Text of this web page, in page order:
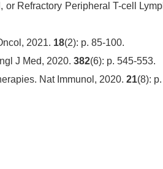
Refractory Peripheral T-cell
2021. 18(2): p. 85-100.
J Med, 2020. 382(6): p. 545-553.
Nat Immunol, 2020. 21(8):